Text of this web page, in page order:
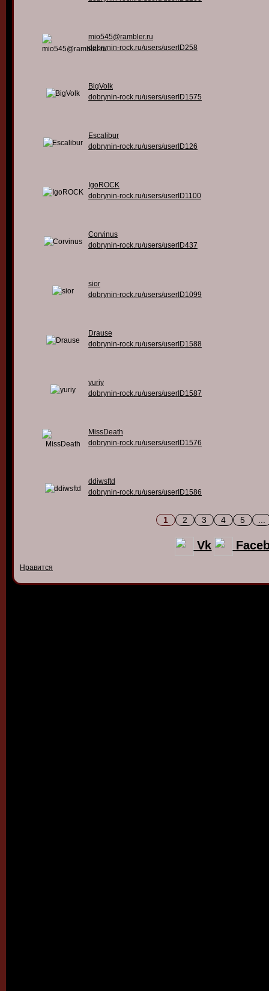
mio545@rambler.ru
dobrynin-rock.ru/users/userID258
BigVolk
dobrynin-rock.ru/users/userID1575
Escalibur
dobrynin-rock.ru/users/userID126
IgoROCK
dobrynin-rock.ru/users/userID1100
Corvinus
dobrynin-rock.ru/users/userID437
sior
dobrynin-rock.ru/users/userID1099
Drause
dobrynin-rock.ru/users/userID1588
yuriy
dobrynin-rock.ru/users/userID1587
MissDeath
dobrynin-rock.ru/users/userID1576
ddiwsftd
dobrynin-rock.ru/users/userID1586
1 2 3 4 5
Vk
Нравится